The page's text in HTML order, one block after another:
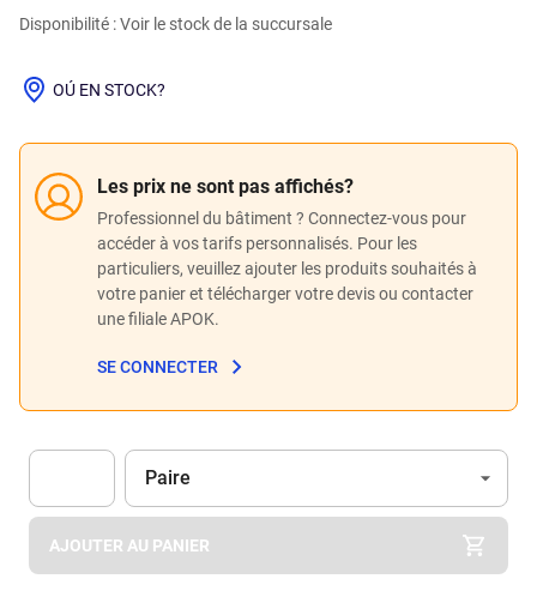
Disponibilité : Voir le stock de la succursale
Les prix ne sont pas affichés?
Professionnel du bâtiment ? Connectez-vous pour
accéder à vos tarifs personnalisés. Pour les
particuliers, veuillez ajouter les produits souhaités à
votre panier et télécharger votre devis ou contacter
une filiale APOK.
SE CONNECTER
OÚ EN STOCK?
Apok.Product.Detail.AddToCart.Quantity (Optionnel)
Unité
Paire
AJOUTER AU PANIER